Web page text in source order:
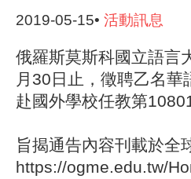
2019-05-15• 活動訊息
俄羅斯莫斯科國立語言
月30日止，徵聘乙名
赴國外學校任教第
旨揭通告內容刊載於全
https://ogme.edu.tw/